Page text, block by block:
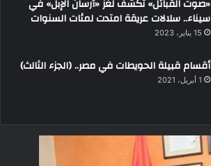
«صوت القبائل» تكشف لغز «أرسان الإبل» في
سيناء.. سلالات عريقة امتدت لمئات السنوات
15 يناير، 2023
أقسام قبيلة الحويطات في مصر.. (الجزء الثالث)
1 أبريل، 2021